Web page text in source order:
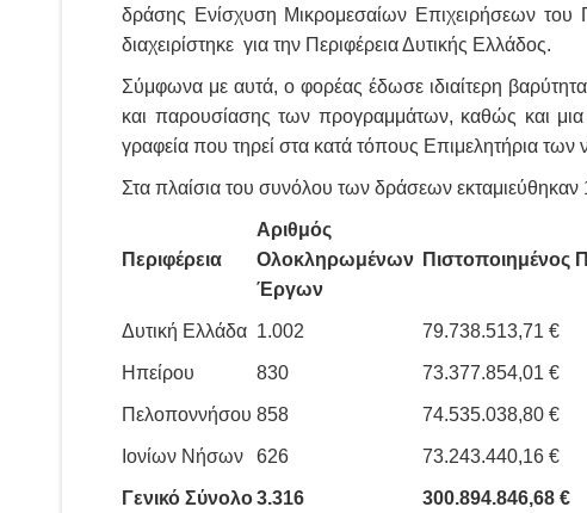
δράσης Ενίσχυση Μικρομεσαίων Επιχειρήσεων
διαχειρίστηκε για την Περιφέρεια Δυτικής Ελλάδος.
Σύμφωνα με αυτά, ο φορέας έδωσε ιδιαίτερη
και παρουσίασης των προγραμμάτων, καθώς και
γραφεία που τηρεί στα κατά τόπους Επιμελητήρια των
Στα πλαίσια του συνόλου των δράσεων
Περιφέρεια
Αριθμός
Ολοκληρωμένων
Έργων
Πιστοποιημένος
Δυτική Ελλάδα 1.002 79.738.513,71 €
Ηπείρου 830 73.377.854,01 €
Πελοποννήσου 858 74.535.038,80 €
Ιονίων Νήσων 626 73.243.440,16 €
Γενικό Σύνολο3.316 300.894.846,68 €